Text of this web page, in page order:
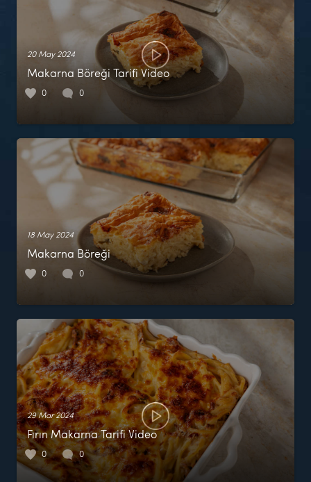
20 May 2024
Makarna Böreği Tarifi Video
0 0
18 May 2024
Makarna Böreği
0 0
29 Mar 2024
Fırın Makarna Tarifi Video
0 0